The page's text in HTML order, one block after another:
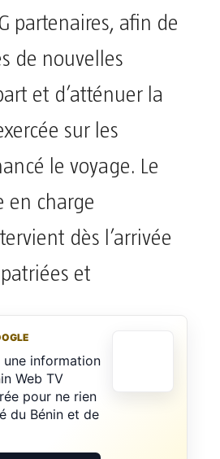
partenaires, afin de
de nouvelles
et d’atténuer la
sur les
le voyage. Le
en charge
dès l’arrivée
et
une information
Web TV
pour ne rien
du Bénin et de